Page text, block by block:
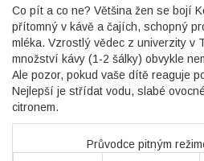
Co pít a co ne? Většina žen se bojí
přítomný v kávě a čajích, schopný
mléka. Vzrostlý vědec z univerzity v
množství kávy (1-2 šálky) obvykle
Ale pozor, pokud vaše dítě reaguje
Nejlepší je střídat vodu, slabé
citronem.
Průvodce pitným